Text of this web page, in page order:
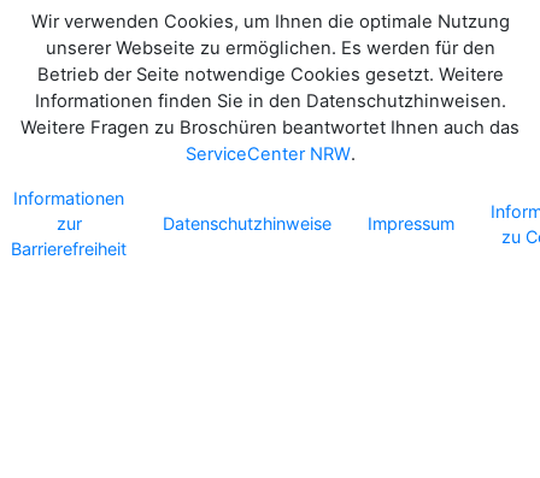
Wir verwenden Cookies, um Ihnen die optimale Nutzung
unserer Webseite zu ermöglichen. Es werden für den
Betrieb der Seite notwendige Cookies gesetzt. Weitere
Informationen finden Sie in den Datenschutzhinweisen.
Weitere Fragen zu Broschüren beantwortet Ihnen auch das
ServiceCenter NRW.
Informationen
zur
Barrierefreiheit
Datenschutzhinweise Impressum
zu